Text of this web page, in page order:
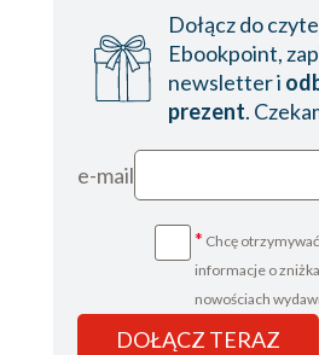
Pug, czyli inne podejście 89
Podstawy silnika Handlebars
Komentarze 91
Widoki i układy
Stosowanie (lub
układów w
Sekcje 96
Części 97
Doskonalenie
Dołącz do
Ebookpoint,
newsletter i
prezent.
e-mail
* Chcę
informacje o
nowościach
DOŁĄCZ TERAZ